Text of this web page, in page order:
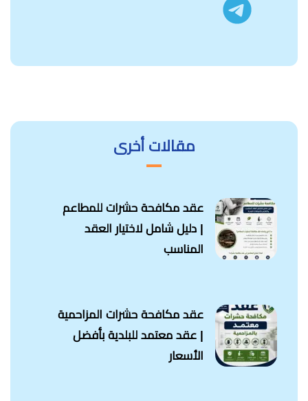
مقالات أخرى
عقد مكافحة حشرات للمطاعم
| دليل شامل لاختيار العقد
المناسب
عقد مكافحة حشرات المزاحمية
| عقد معتمد للبلدية بأفضل
الأسعار